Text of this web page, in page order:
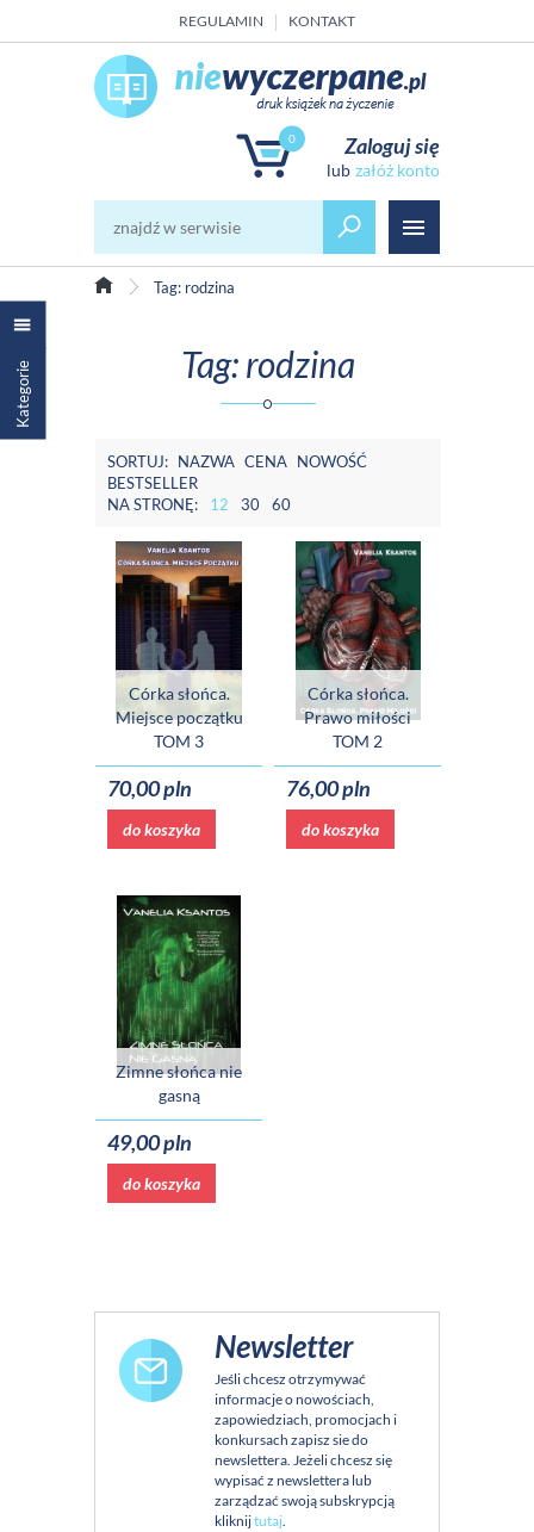
REGULAMIN KONTAKT
0 Zaloguj się
załóż konto
Tag: rodzina
Kategorie Tag: rodzina
SORTUJ: NAZWA CENA NOWOŚĆ
BESTSELLER
NA STRONĘ:
12 30 60
Córka słońca.
Miejsce początku
TOM 3
70,00 pln
do koszyka
Córka słońca.
Prawo miłości
TOM 2
76,00 pln
do koszyka
Zimne słońca nie
gasną
49,00 pln
do koszyka
Newsletter
Jeśli chcesz otrzymywać
informacje o nowościach,
zapowiedziach, promocjach i
konkursach zapisz sie do
newslettera. Jeżeli chcesz się
wypisać z newslettera lub
zarządzać swoją subskrypcją
kliknijtutaj.